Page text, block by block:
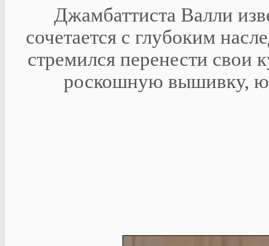
Джамбаттиста Валли
сочетается с глубоким
стремился перенести свои
роскошную вышивку,